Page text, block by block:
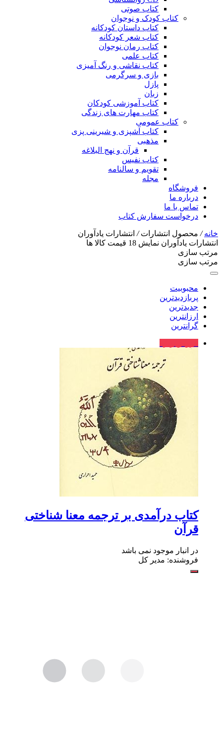
کتاب صوتی
کتاب کودک و نوجوان
کتاب داستان کودکانه
کتاب شعر کودکانه
کتاب رمان نوجوان
کتاب علمی
کتاب نقاشی و رنگ آمیزی
بازی و سرگرمی
پازل
زبان
کتاب آموزشی کودکان
کتاب مهارت های زندگی
کتاب عمومی
کتاب آشپزی و شیرینی پزی
مذهبی
قرآن و نهج البلاغه
کتاب نفیس
تقویم و سالنامه
مجله
فروشگاه
درباره ما
تماس با ما
درخواست سفارش کتاب
خانه/ محصول انتشارات/ انتشارات یادآوران
انتشارات یادآوران نمایش 18 قیمت کالا ها
مرتب سازی
مرتب سازی
محبوبیت
پربازدیدترین
جدیدترین
ارزانترین
گرانترین
کتاب درآمدی بر ترجمه معنا شناختی
قرآن
در انبار موجود نمی باشد
فروشنده: مدیر کل